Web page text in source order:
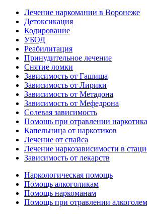
Лечение наркомании в Воронеже
Детоксикация
Кодирование
УБОД
Реабилитация
Принудительное лечение
Снятие ломки
Зависимость от Гашиша
Зависимость от Лирики
Зависимость от Метадона
Зависимость от Мефедрона
Солевая зависимость
Помощь при отравлении
Капельница от наркотиков
Лечение от спайса
Лечение наркозависимости в
Зависимость от лекарств
Наркологическая помощь
Помощь алкоголикам
Помощь наркоманам
Помощь при отравлении алкоголем